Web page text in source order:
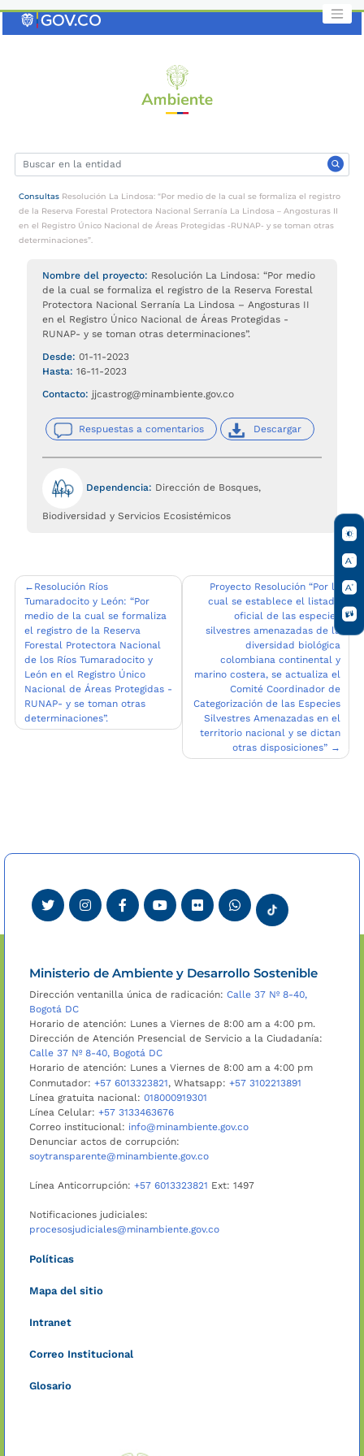
Consultas Resolución La Lindosa: “Por medio de la cual se formaliza el registro
de la Reserva Forestal Protectora Nacional Serranía La Lindosa – Angosturas II
en el Registro Único Nacional de Áreas Protegidas -RUNAP- y se toman otras
determinaciones”.
Nombre del proyecto: Resolución La Lindosa: “Por medio
de la cual se formaliza el registro de la Reserva Forestal
Protectora Nacional Serranía La Lindosa – Angosturas II
en el Registro Único Nacional de Áreas Protegidas -
RUNAP- y se toman otras determinaciones”.
Desde:01-11-2023
Hasta:16-11-2023
Contacto: jjcastrog@minambiente.gov.co
Respuestas a comentarios Descargar
Dependencia: Dirección de Bosques,
Biodiversidad y Servicios Ecosistémicos
Navegación
de
entradas
Resolución Ríos
Tumaradocito y León: “Por
medio de la cual se formaliza
el registro de la Reserva
Forestal Protectora Nacional
de los Ríos Tumaradocito y
León en el Registro Único
Nacional de Áreas Protegidas -
RUNAP- y se toman otras
determinaciones”.
Proyecto Resolución “Por la
cual se establece el listado
oficial de las especies
silvestres amenazadas de la
diversidad biológica
colombiana continental y
marino costera, se actualiza el
Comité Coordinador de
Categorización de las Especies
Silvestres Amenazadas en el
territorio nacional y se dictan
otras disposiciones”
Ministerio de Ambiente y Desarrollo Sostenible
Dirección ventanilla única de radicación: Calle 37 Nº 8-40,
Bogotá DC
Horario de atención: Lunes a Viernes de 8:00 am a 4:00 pm.
Dirección de Atención Presencial de Servicio a la Ciudadanía:
Calle 37 Nº 8-40, Bogotá DC
Horario de atención: Lunes a Viernes de 8:00 am a 4:00 pm
Conmutador: +57 6013323821, Whatsapp: +57 3102213891
Línea gratuita nacional: 018000919301
Línea Celular: +57 3133463676
Correo institucional: info@minambiente.gov.co
Denunciar actos de corrupción:
soytransparente@minambiente.gov.co
Línea Anticorrupción: +57 6013323821 Ext: 1497
Notificaciones judiciales:
procesosjudiciales@minambiente.gov.co
Políticas
Mapa del sitio
Intranet
Correo Institucional
Glosario